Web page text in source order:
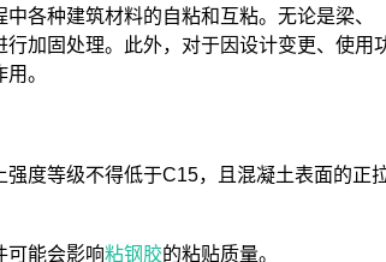
各种建筑材料的自粘和互粘。无论是梁、
加固处理。此外，对于因设计变更、使用
。
度等级不得低于C15，且混凝土表面的正
可能会影响粘钢胶的粘贴质量。